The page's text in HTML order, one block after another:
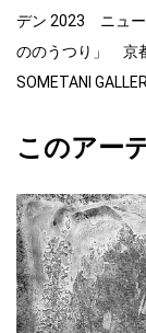
デン 2023 ニュー
ののうつり」 京
SOMETANI
このアー